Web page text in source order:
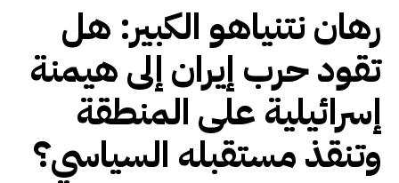
رهان نتنياهو الكبير: هل
تقود حرب إيران إلى هيمنة
إسرائيلية على المنطقة
وتنقذ مستقبله السياسي؟